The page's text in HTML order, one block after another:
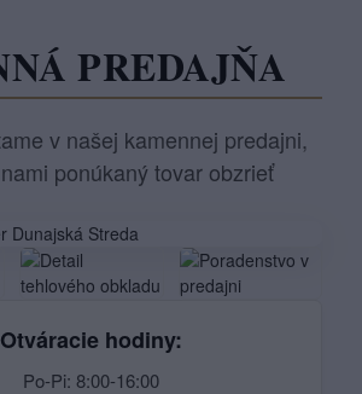
PREDAJŇA
v našej kamennej predajni,
ponúkaný tovar obzrieť
Otváracie hodiny:
Po-Pi: 8:00-16:00